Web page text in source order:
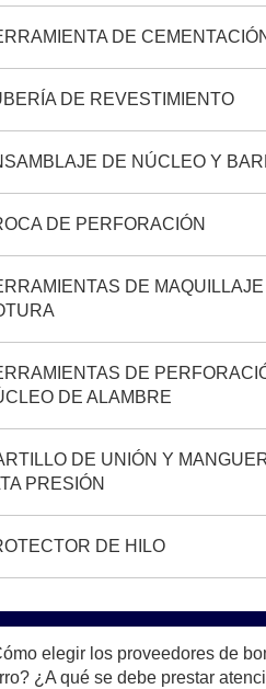
DE
DE REVESTIMIENTO
DE NÚCLEO Y
DE PERFORACIÓN
DE
DE
DE ALAMBRE
DE UNIÓN Y
PRESIÓN
DE HILO
elegir los proveedores de
¿A qué se debe prestar